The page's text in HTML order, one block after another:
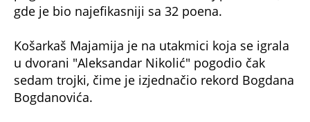
gde je bio najefikasniji sa 32 poena.
Košarkaš Majamija je na utakmici koja se igrala
u dvorani "Aleksandar Nikolić" pogodio čak
sedam trojki, čime je izjednačio rekord Bogdana
Bogdanovića.